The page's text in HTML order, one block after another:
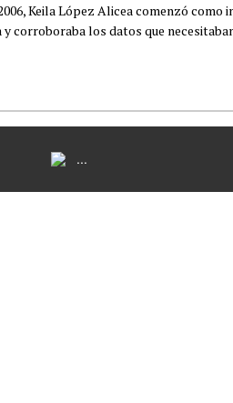
Keila López Alicea comenzó como
corroboraba los datos que
...